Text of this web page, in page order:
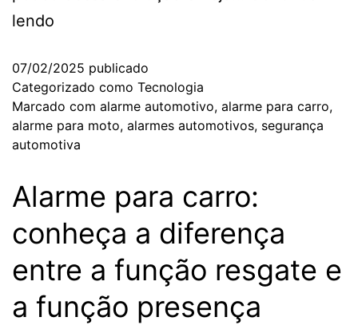
lendo
07/02/2025 publicado
Categorizado como Tecnologia
Marcado com alarme automotivo, alarme para carro,
alarme para moto, alarmes automotivos, segurança
automotiva
Alarme para carro:
conheça a diferença
entre a função resgate e
a função presença